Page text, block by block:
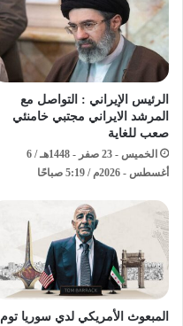
الرئيس الإيراني : التواصل مع
المرشد الايراني مجتبي خامنئي
صعب للغاية
الخميس - 23 صفر - 1448هـ / 6
أغسطس - 2026م / 5:19 صباحًا
المبعوث الأمريكي لدي سوريا توم